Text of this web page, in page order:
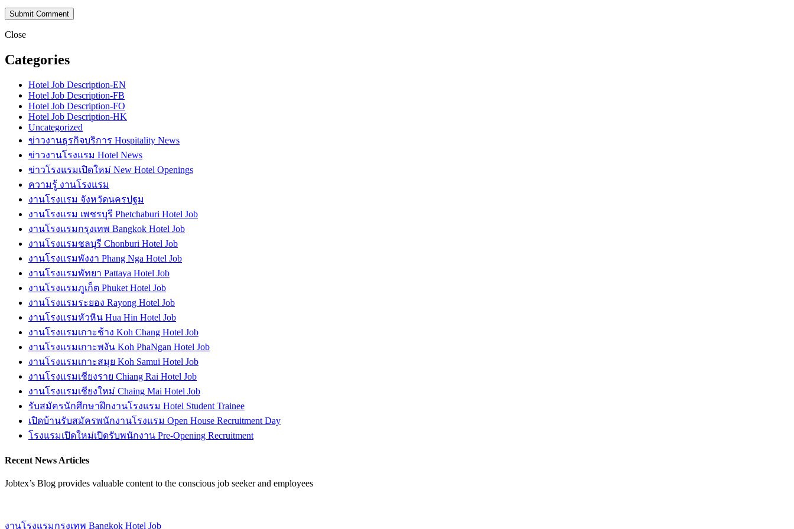
Close
Categories
Hotel Job Description-EN
Hotel Job Description-FB
Hotel Job Description-FO
Hotel Job Description-HK
Uncategorized
ข่าวงานธุรกิจบริการ Hospitality News
ข่าวงานโรงแรม Hotel News
ข่าวโรงแรมเปิดใหม่ New Hotel Openings
ความรู้ งานโรงแรม
งานโรงแรม จังหวัดนครปฐม
งานโรงแรม เพชรบุรี Phetchaburi Hotel Job
งานโรงแรมกรุงเทพ Bangkok Hotel Job
งานโรงแรมชลบุรี Chonburi Hotel Job
งานโรงแรมพังงา Phang Nga Hotel Job
งานโรงแรมพัทยา Pattaya Hotel Job
งานโรงแรมภูเก็ต Phuket Hotel Job
งานโรงแรมระยอง Rayong Hotel Job
งานโรงแรมหัวหิน Hua Hin Hotel Job
งานโรงแรมเกาะช้าง Koh Chang Hotel Job
งานโรงแรมเกาะพงัน Koh PhaNgan Hotel Job
งานโรงแรมเกาะสมุย Koh Samui Hotel Job
งานโรงแรมเชียงราย Chiang Rai Hotel Job
งานโรงแรมเชียงใหม่ Chaing Mai Hotel Job
รับสมัครนักศึกษาฝึกงานโรงแรม Hotel Student Trainee
เปิดบ้านรับสมัครพนักงานโรงแรม Open House Recruitment Day
โรงแรมเปิดใหม่เปิดรับพนักงาน Pre-Opening Recruitment
Recent News Articles
Jobtex’s Blog provides valuable content to the conscious job seeker and employees
งานโรงแรมกรุงเทพ Bangkok Hotel Job